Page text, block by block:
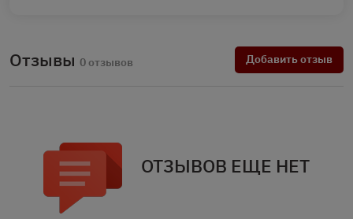
Отзывы 0 отзывов Добавить отзыв
ОТЗЫВОВ ЕЩЕ НЕТ